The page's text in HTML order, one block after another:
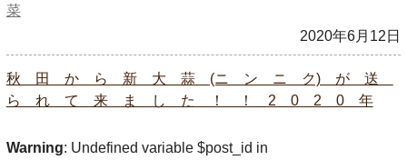
菜
2020年6月12日
秋 田 か ら 新 大 蒜 (ニ ン ニ ク) が 送
ら れ て 来 ま し た ！ ！ 2 0 2 0 年
Warning: Undefined variable $post_id in